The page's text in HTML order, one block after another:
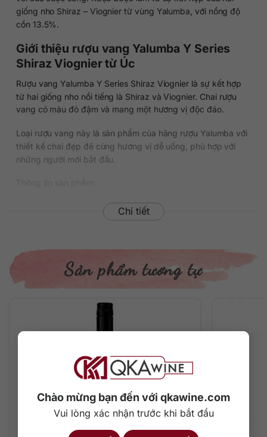
Chào mừng bạn đến với qkawine.com
Vui lòng xác nhận trước khi bắt đầu
giống nho Shiraz – Viognier từ vùng Yalumba, với nồng độ
cồn 13.5%.
Giới thiệu rượu vang Yalumba Y Series
Shiraz Viognier từ Úc
Rượu vang Yalumba Y Series Shiraz Viognier là sự kết hợp
từ hai giống nho nổi tiếng là Shiraz và Viognier. Chai rượu
vang có màu đỏ đậm và mang một hương vị độc đáo.
Loại rượu vang này là sản phẩm của hãng rượu Yalumba với
thiết kế chai đẹp đẽ cùng hương vị dễ uống, phù hợp với
những người mới bắt đầu.
Thương Hiệu: Yalumba
Nồng Độ: 14%
Quy Cách: 6 Chai / Thùng
Mô tả hương vị
Khi thưởng thức rượu vang Yalumba Y Series Shiraz
Viognier, bạn sẽ ngửi thấy hương khói từ thùng ủ rượu sồi
Chi tiết
Sản phẩm tương tự